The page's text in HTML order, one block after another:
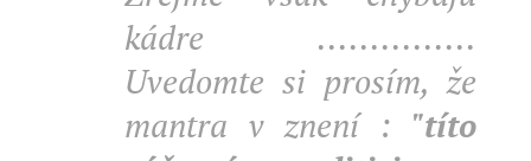
kádre ...............
Uvedomte si prosím, že
mantra v znení : "títo